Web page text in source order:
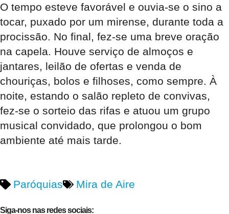
O tempo esteve favorável e ouvia-se o sino a
tocar, puxado por um mirense, durante toda a
procissão. No final, fez-se uma breve oração
na capela. Houve serviço de almoços e
jantares, leilão de ofertas e venda de
chouriças, bolos e filhoses, como sempre. À
noite, estando o salão repleto de convivas,
fez-se o sorteio das rifas e atuou um grupo
musical convidado, que prolongou o bom
ambiente até mais tarde.
Paróquias Mira de Aire
Siga-nos nas redes sociais: